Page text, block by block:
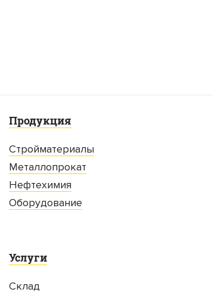
Продукция
Стройматериалы
Металлопрокат
Нефтехимия
Оборудование
Услуги
Склад